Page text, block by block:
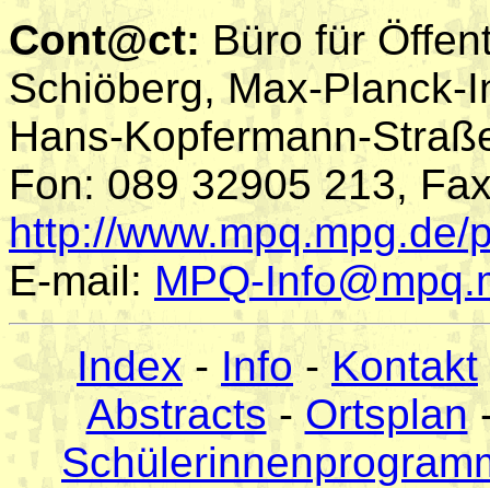
Cont@ct: Büro für
Schiöberg, Max-Planck-
Hans-Kopfermann-
Fon: 089 32905 213,
http://www.mpq.mpg.de/
E-mail: MPQ-
Index - Info - Kontakt
Abstracts - Ortsplan